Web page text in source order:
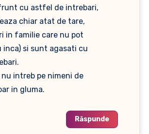
cu astfel de intrebari,
chiar atat de tare,
in familie care nu pot
inca) si sunt agasati cu
intreb pe nimeni de
in gluma.
Răspunde